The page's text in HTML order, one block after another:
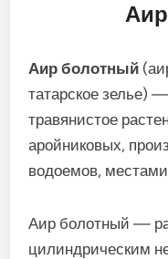
Аир болотный
татарское зелье)
травянистое
аройниковых,
водоемов,
Аир болотный —
цилиндрическим